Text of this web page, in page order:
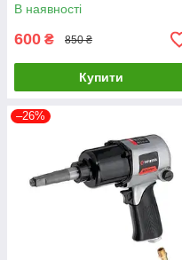
В наявності
600 ₴ 850 ₴
Купити
–26%